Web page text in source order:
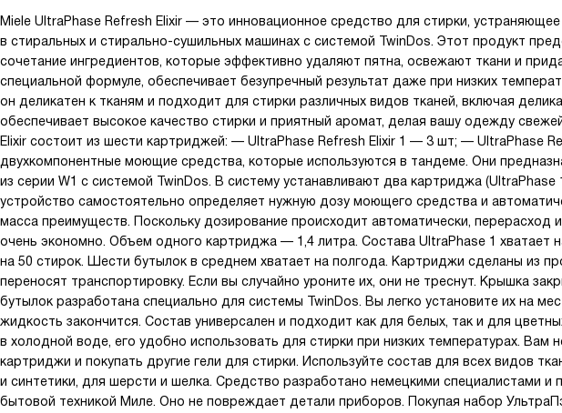
Miele UltraPhase Refresh Elixir — это инновационное средство для стирки,
в стиральных и стирально-сушильных машинах с системой TwinDos. Этот продукт
сочетание ингредиентов, которые эффективно удаляют пятна, освежают ткани и
специальной формуле, обеспечивает безупречный результат даже при низких
он деликатен к тканям и подходит для стирки различных видов тканей, включая
обеспечивает высокое качество стирки и приятный аромат, делая вашу одежду
Elixir состоит из шести картриджей: — UltraPhase Refresh Elixir 1 — 3 шт; — UltraPhase
двухкомпонентные моющие средства, которые используются в тандеме. Они
из серии W1 с системой TwinDos. В систему устанавливают два картриджа (UltraPhase
устройство самостоятельно определяет нужную дозу моющего средства и
масса преимуществ. Поскольку дозирование происходит автоматически, перерасход
очень экономно. Объем одного картриджа — 1,4 литра. Состава UltraPhase 1 хватает
на 50 стирок. Шести бутылок в среднем хватает на полгода. Картриджи сделаны из
переносят транспортировку. Если вы случайно уроните их, они не треснут. Крышка
бутылок разработана специально для системы TwinDos. Вы легко установите их на
жидкость закончится. Состав универсален и подходит как для белых, так и для
в холодной воде, его удобно использовать для стирки при низких температурах. Вам
картриджи и покупать другие гели для стирки. Используйте состав для всех видов
и синтетики, для шерсти и шелка. Средство разработано немецкими специалистами и
бытовой техникой Миле. Оно не повреждает детали приборов. Покупая набор